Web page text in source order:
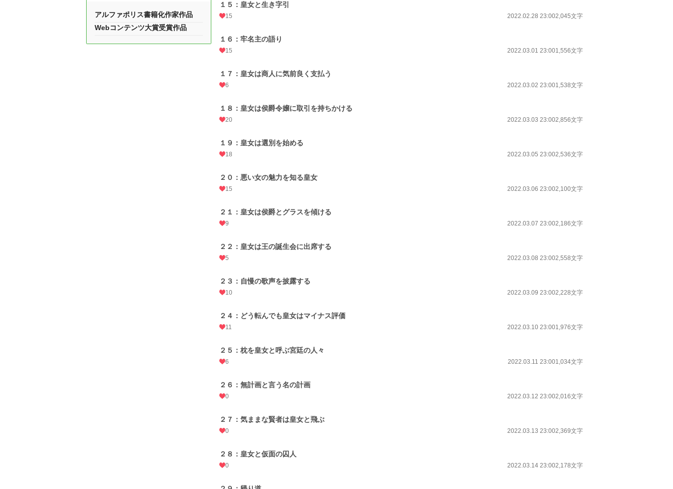
１５：皇女と生き字引
15 2022.02.28 23:002,045文字
１６：牢名主の語り
15 2022.03.01 23:001,556文字
１７：皇女は商人に気前良く支払う
6 2022.03.02 23:001,538文字
１８：皇女は侯爵令嬢に取引を持ちかける
20 2022.03.03 23:002,856文字
１９：皇女は選別を始める
18 2022.03.05 23:002,536文字
２０：悪い女の魅力を知る皇女
15 2022.03.06 23:002,100文字
２１：皇女は侯爵とグラスを傾ける
9 2022.03.07 23:002,186文字
２２：皇女は王の誕生会に出席する
5 2022.03.08 23:002,558文字
２３：自慢の歌声を披露する
10 2022.03.09 23:002,228文字
２４：どう転んでも皇女はマイナス評価
11 2022.03.10 23:001,976文字
２５：枕を皇女と呼ぶ宮廷の人々
6 2022.03.11 23:001,034文字
２６：無計画と言う名の計画
0 2022.03.12 23:002,016文字
２７：気ままな賢者は皇女と飛ぶ
0 2022.03.13 23:002,369文字
２８：皇女と仮面の囚人
0 2022.03.14 23:002,178文字
アルファポリス書籍化作家作品
Webコンテンツ大賞受賞作品